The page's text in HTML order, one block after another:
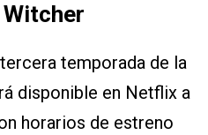
temporada de la
disponible en Netflix a
horarios de estreno